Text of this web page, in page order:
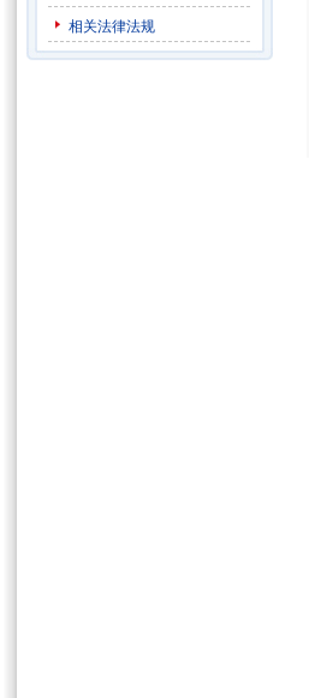
相关法律法规